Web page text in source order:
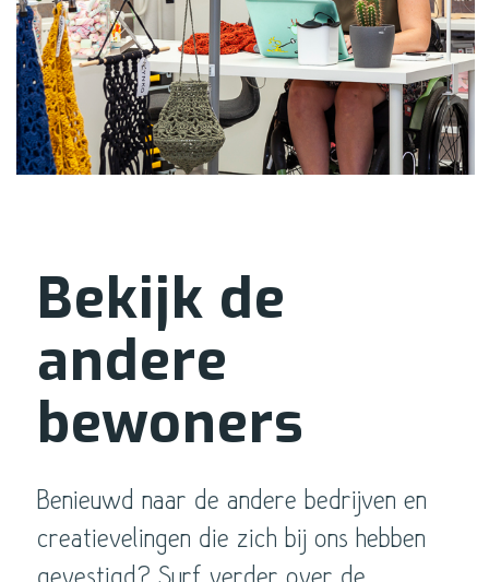
Bekijk de
andere
bewoners
Benieuwd naar de andere bedrijven en
creatievelingen die zich bij ons hebben